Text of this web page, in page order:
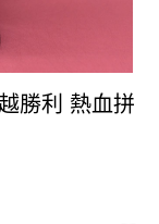
勝利 熱血拼